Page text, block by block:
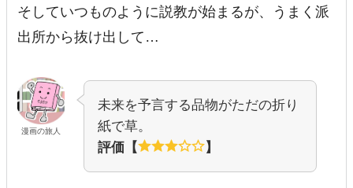
そしていつものように説教が始まるが、うまく派
出所から抜け出して…
漫画の旅人
未来を予言する品物がただの折り
紙で草。
評価【
】